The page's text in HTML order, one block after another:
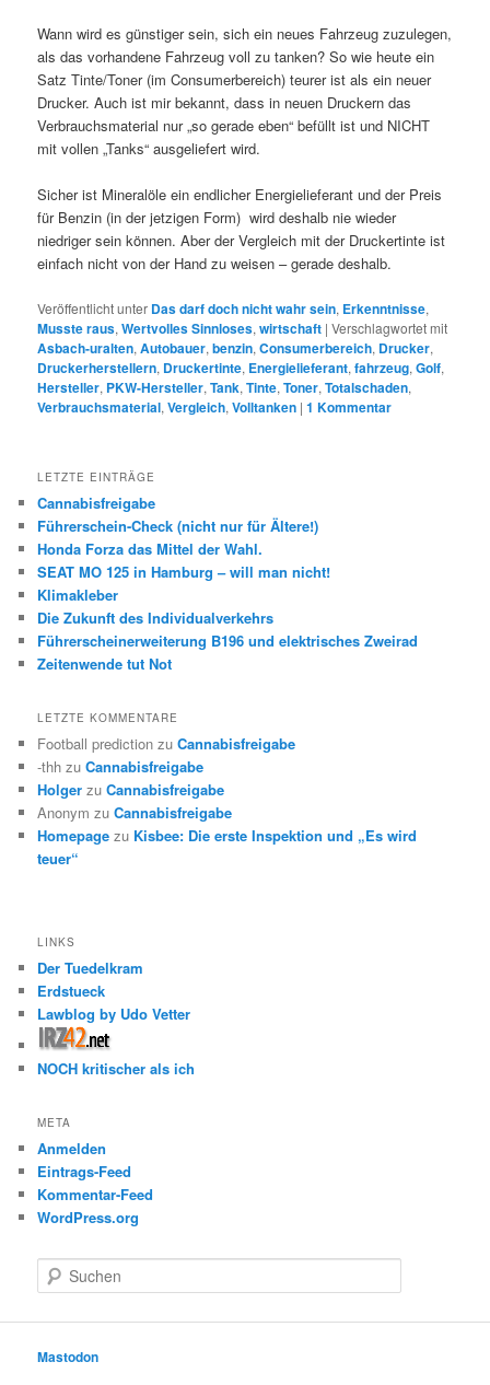
Wann wird es günstiger sein, sich ein neues Fahrzeug zuzulegen,
als das vorhandene Fahrzeug voll zu tanken? So wie heute ein
Satz Tinte/Toner (im Consumerbereich) teurer ist als ein neuer
Drucker. Auch ist mir bekannt, dass in neuen Druckern das
Verbrauchsmaterial nur „so gerade eben“ befüllt ist und NICHT
mit vollen „Tanks“ ausgeliefert wird.
Sicher ist Mineralöle ein endlicher Energielieferant und der Preis
für Benzin (in der jetzigen Form) wird deshalb nie wieder
niedriger sein können. Aber der Vergleich mit der Druckertinte ist
einfach nicht von der Hand zu weisen – gerade deshalb.
Veröffentlicht unter Das darf doch nicht wahr sein, Erkenntnisse,
Musste raus,Wertvolles Sinnloses,wirtschaft |Verschlagwortet mit
Asbach-uralten,Autobauer,benzin,Consumerbereich, Drucker,
Druckerherstellern, Druckertinte, Energielieferant,fahrzeug,Golf,
Hersteller, PKW-Hersteller,Tank,Tinte,Toner,Totalschaden,
Verbrauchsmaterial,Vergleich,Volltanken |1 Kommentar
LETZTE EINTRÄGE
Cannabisfreigabe
Führerschein-Check (nicht nur für Ältere!)
Honda Forza das Mittel der Wahl.
SEAT MO 125 in Hamburg – will man nicht!
Klimakleber
Die Zukunft des Individualverkehrs
Führerscheinerweiterung B196 und elektrisches Zweirad
Zeitenwende tut Not
LETZTE KOMMENTARE
Football prediction zuCannabisfreigabe
-thh zuCannabisfreigabe
Holger zuCannabisfreigabe
Anonym zuCannabisfreigabe
Homepage zu Kisbee: Die erste Inspektion und „Es wird
teuer“
LINKS
Der Tuedelkram
Erdstueck
Lawblog by Udo Vetter
NOCH kritischer als ich
META
Anmelden
Eintrags-Feed
Kommentar-Feed
WordPress.org
u
e
Mastodon